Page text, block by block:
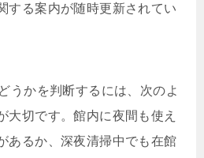
する案内が随時更新されてい
うかを判断するには、次のよ
大切です。館内に夜間も使え
あるか、深夜清掃中でも在館